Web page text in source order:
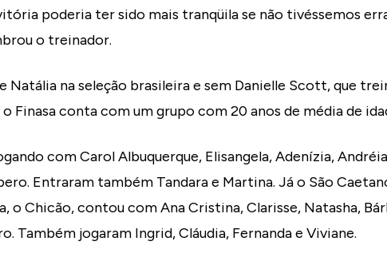
poderia ter sido mais tranqüila se não tivéssemos
o treinador.
Natália na seleção brasileira e sem Danielle Scott, que
Finasa conta com um grupo com 20 anos de média de
com Carol Albuquerque, Elisangela, Adenízia,
Entraram também Tandara e Martina. Já o São
o Chicão, contou com Ana Cristina, Clarisse, Natasha,
Também jogaram Ingrid, Cláudia, Fernanda e Viviane.